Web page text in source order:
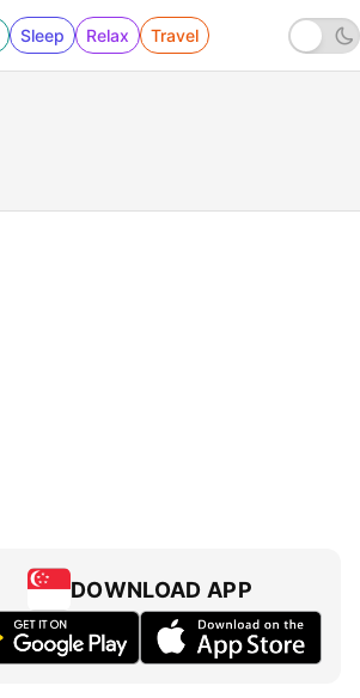
Sleep Relax Travel
DOWNLOAD APP